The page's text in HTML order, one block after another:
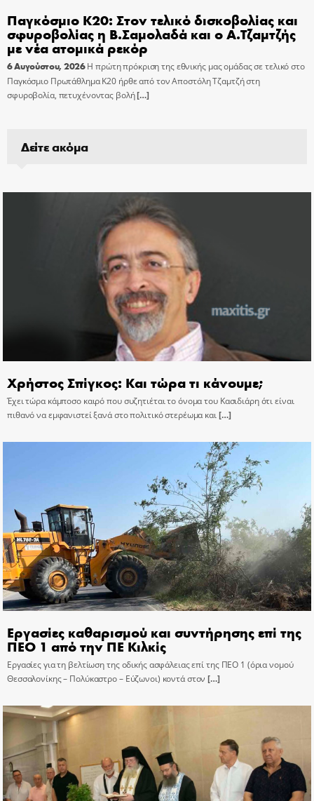
Παγκόσμιο Κ20: Στον τελικό δισκοβολίας και
σφυροβολίας η Β.Σαμολαδά και ο Α.Τζαμτζής
με νέα ατομικά ρεκόρ
6 Αυγούστου, 2026 Η πρώτη πρόκριση της εθνικής μας ομάδας σε τελικό στο
Παγκόσμιο Πρωτάθλημα Κ20 ήρθε από τον Αποστόλη Τζαμτζή στη
σφυροβολία, πετυχένοντας βολή[…]
Δείτε ακόμα
Χρήστος Σπίγκος: Και τώρα τι κάνουμε;
Έχει τώρα κάμποσο καιρό που συζητιέται το όνομα του Κασιδιάρη ότι είναι
πιθανό να εμφανιστεί ξανά στο πολιτικό στερέωμα και[…]
Εργασίες καθαρισμού και συντήρησης επί της
ΠΕΟ 1 από την ΠΕ Κιλκίς
Εργασίες για τη βελτίωση της οδικής ασφάλειας επί της ΠΕΟ 1 (όρια νομού
Θεσσαλονίκης – Πολύκαστρο – Εύζωνοι) κοντά στον […]